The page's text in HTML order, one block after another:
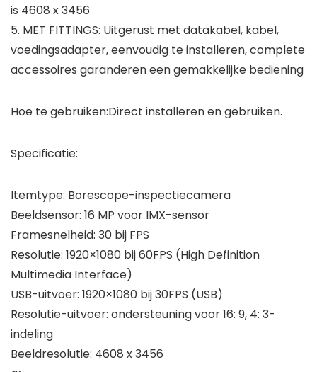
is 4608 x 3456
5. MET FITTINGS: Uitgerust met datakabel, kabel,
voedingsadapter, eenvoudig te installeren, complete
accessoires garanderen een gemakkelijke bediening
Hoe te gebruiken:Direct installeren en gebruiken.
Specificatie:
Itemtype: Borescope-inspectiecamera
Beeldsensor: 16 MP voor IMX-sensor
Framesnelheid: 30 bij FPS
Resolutie: 1920×1080 bij 60FPS (High Definition
Multimedia Interface)
USB-uitvoer: 1920×1080 bij 30FPS (USB)
Resolutie-uitvoer: ondersteuning voor 16: 9, 4: 3-
indeling
Beeldresolutie: 4608 x 3456